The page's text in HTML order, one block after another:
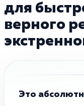
для
верного
Это